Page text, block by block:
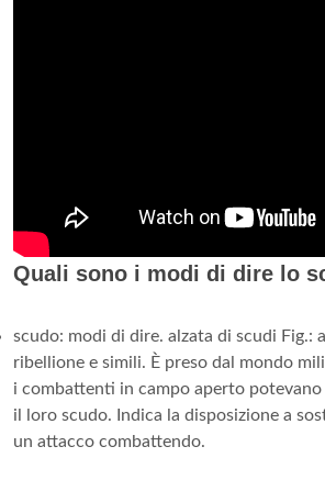
Quali sono i modi di dire lo
scudo: modi di dire. alzata di scudi Fig.:
ribellione e simili. È preso dal mondo
i combattenti in campo aperto
il loro scudo. Indica la disposizione a
un attacco combattendo.